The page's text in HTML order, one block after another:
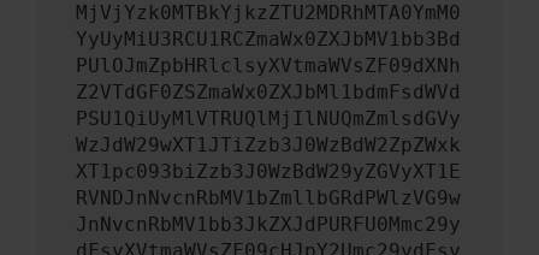
MjVjYzk0MTBkYjkzZTU2MDRhMTA0YmM0
YyUyMiU3RCU1RCZmaWx0ZXJbMV1bb3Bd
PUlOJmZpbHRlclsyXVtmaWVsZF09dXNh
Z2VTdGF0ZSZmaWx0ZXJbMl1bdmFsdWVd
PSU1QiUyMlVTRUQlMjIlNUQmZmlsdGVy
WzJdW29wXT1JTiZzb3J0WzBdW2ZpZWxk
XT1pc093biZzb3J0WzBdW29yZGVyXT1E
RVNDJnNvcnRbMV1bZmllbGRdPWlzVG9w
JnNvcnRbMV1bb3JkZXJdPURFU0Mmc29y